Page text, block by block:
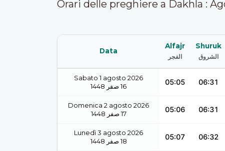
Orari delle preghiere a Dakhla :
Data
Alfajr
الفجر
Shuruk
الشروق
Sabato 1 agosto 2026
1448 صفر 16
05:05 06:31
Domenica 2 agosto 2026
1448 صفر 17
05:06 06:31
Lunedì 3 agosto 2026
1448 صفر 18
05:07 06:32